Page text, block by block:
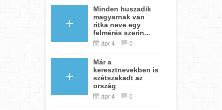
Minden huszadik
magyarnak van
ritka neve egy
felmérés szerin...
ápr 4 0
Már a
keresztnevekben is
szétszakadt az
ország
ápr 4 0